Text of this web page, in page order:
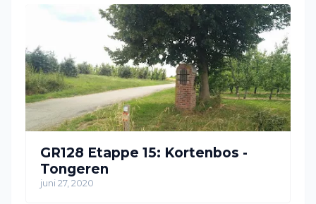
GR128 Etappe 15: Kortenbos -
Tongeren
juni 27, 2020